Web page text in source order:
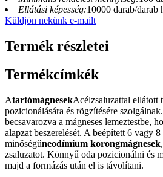
Ellátási képesség:10000 darab/darab
Küldjön nekünk e-mailt
Termék részletei
Termékcímkék
AtartómágnesekAcélzsaluzattal ellátott
pozicionálására és rögzítésére
becsavarozva a mágneses lemeztestbe,
alapzat beszerelését. A beépített 6 vagy
minőségűneodímium korongmágnesek
zsaluzatot. Könnyű oda pozicionálni és
majd a formázás után el is távolítani.